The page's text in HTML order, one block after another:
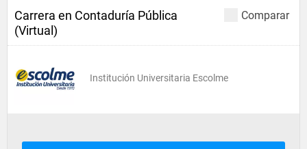
Comparar
Carrera en Contaduría Pública
(Virtual)
Institución Universitaria Escolme